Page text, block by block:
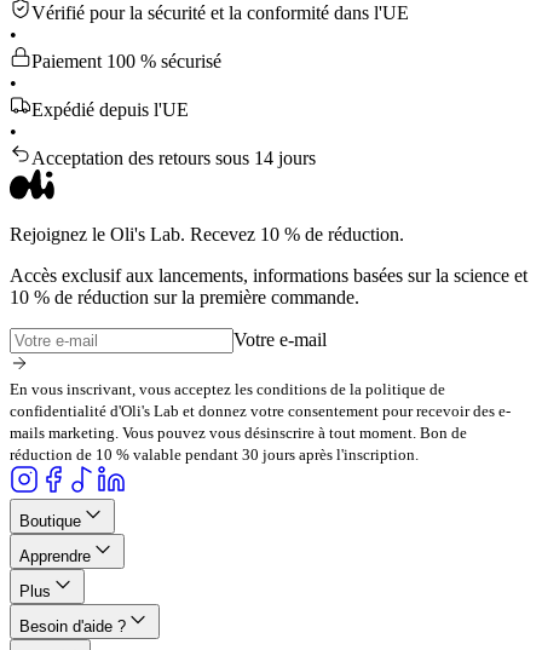
Vérifié pour la sécurité et la conformité dans l'UE
•
Paiement 100 % sécurisé
•
Expédié depuis l'UE
•
Acceptation des retours sous 14 jours
Rejoignez le Oli's Lab. Recevez 10 % de réduction.
Accès exclusif aux lancements, informations basées sur la science et
10 % de réduction sur la première commande.
Votre e-mail
En vous inscrivant, vous acceptez les conditions de la politique de
confidentialité d'Oli's Lab et donnez votre consentement pour recevoir des e-
mails marketing. Vous pouvez vous désinscrire à tout moment. Bon de
réduction de 10 % valable pendant 30 jours après l'inscription.
Boutique
Apprendre
Plus
Besoin d'aide ?